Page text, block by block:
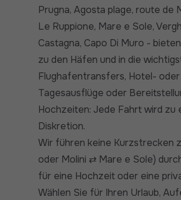
Prugna, Agosta plage, route de
Le Ruppione, Mare e Sole,
Castagna, Capo Di Muro -
zu den Häfen und in die
Flughafentransfers, Hotel-
Tagesausflüge oder
Hochzeiten: Jede Fahrt wird zu
Diskretion.
Wir führen keine Kurzstrecken
oder Molini ⇄ Mare e Sole)
für eine Hochzeit oder eine
Wählen Sie für Ihren Urlaub,